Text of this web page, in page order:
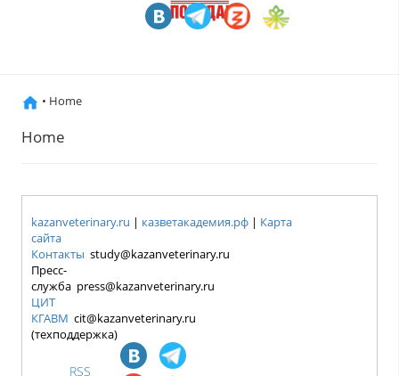
• Home
Home
kazanveterinary.ru | казветакадемия.рф | Карта
сайта
Контакты study@kazanveterinary.ru
Пресс-
служба press@kazanveterinary.ru
ЦИТ
КГАВМ cit@kazanveterinary.ru
(техподдержка)
RSS